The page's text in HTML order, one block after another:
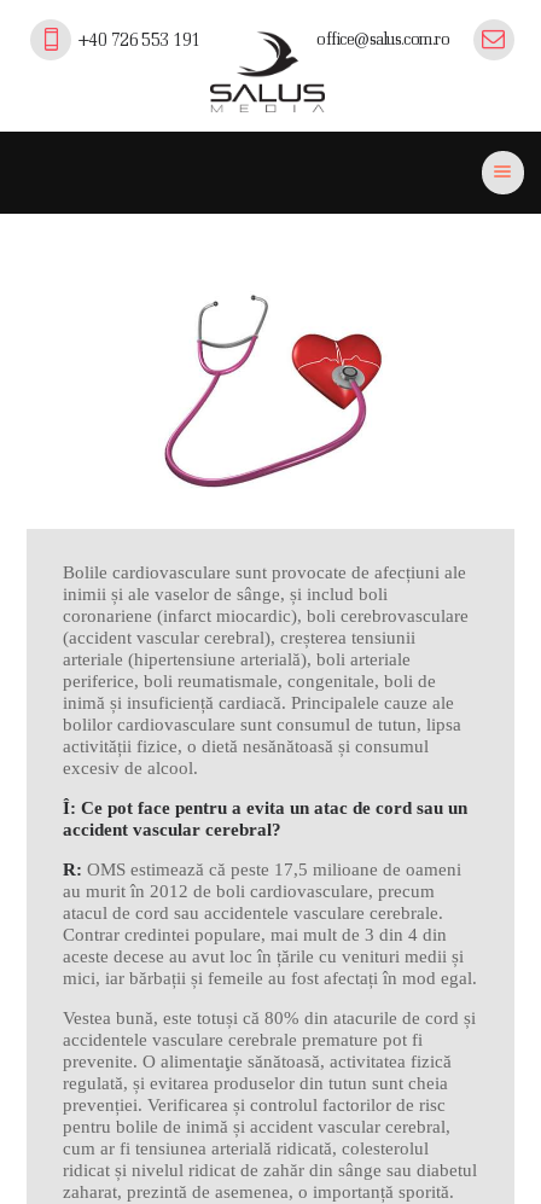
+40 726 553 191 office@salus.com.ro
Salus Media
profesionalism, experienta si inovatie in comunicare pe piata medicala,
ACASĂ
PLATFORMA SALUS
CURSURI EFC/EMC
PUBLICAȚII
PARTENERI
CONTACT
Bolile cardiovasculare sunt provocate de afecțiuni ale
inimii și ale vaselor de sânge, și includ boli
coronariene (infarct miocardic), boli cerebrovasculare
(accident vascular cerebral), creșterea tensiunii
arteriale (hipertensiune arterială), boli arteriale
periferice, boli reumatismale, congenitale, boli de
inimă și insuficiență cardiacă. Principalele cauze ale
bolilor cardiovasculare sunt consumul de tutun, lipsa
activității fizice, o dietă nesănătoasă și consumul
excesiv de alcool.
Î: Ce pot face pentru a evita un atac de cord sau un
accident vascular cerebral?
R: OMS estimează că peste 17,5 milioane de oameni
au murit în 2012 de boli cardiovasculare, precum
atacul de cord sau accidentele vasculare cerebrale.
Contrar credintei populare, mai mult de 3 din 4 din
aceste decese au avut loc în țările cu venituri medii și
mici, iar bărbații și femeile au fost afectați în mod egal.
Vestea bună, este totuși că 80% din atacurile de cord și
accidentele vasculare cerebrale premature pot fi
prevenite. O alimentaţie sănătoasă, activitatea fizică
regulată, și evitarea produselor din tutun sunt cheia
prevenției. Verificarea și controlul factorilor de risc
pentru bolile de inimă și accident vascular cerebral,
cum ar fi tensiunea arterială ridicată, colesterolul
ridicat și nivelul ridicat de zahăr din sânge sau diabetul
zaharat, prezintă de asemenea, o importanță sporită.